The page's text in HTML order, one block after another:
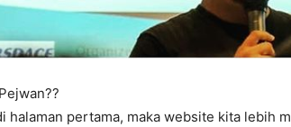
halaman pertama, maka website kita lebih